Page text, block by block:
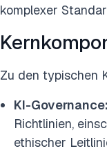
komplexer
Zu den typischen
KI-Governance:
Richtlinien,
ethischer